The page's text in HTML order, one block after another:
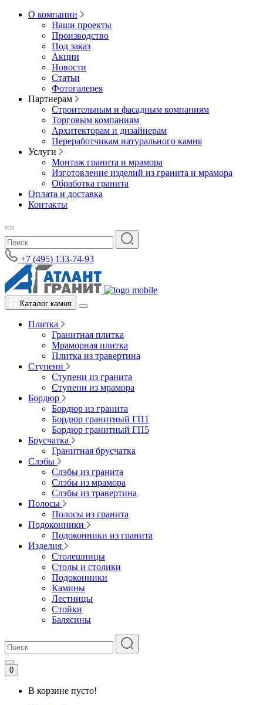
О компании
Наши проекты
Производство
Под заказ
Акции
Новости
Статьи
Фотогалерея
Партнерам
Строительным и фасадным компаниям
Торговым компаниям
Архитекторам и дизайнерам
Переработчикам натурального камня
Услуги
Монтаж гранита и мрамора
Изготовление изделий из гранита и мрамора
Обработка гранита
Оплата и доставка
Контакты
+7 (495) 133-74-93
Каталог камня
Плитка
Гранитная плитка
Мраморная плитка
Плитка из травертина
Ступени
Ступени из гранита
Ступени из мрамора
Бордюр
Бордюр из гранита
Бордюр гранитный ГП1
Бордюр гранитный ГП5
Брусчатка
Гранитная брусчатка
Слэбы
Слэбы из гранита
Слэбы из мрамора
Слэбы из травертина
Полосы
Полосы из гранита
Подоконники
Подоконники из гранита
Изделия
Столешницы
Столы и столики
Подоконники
Камины
Лестницы
Стойки
Балясины
0
В корзине пусто!